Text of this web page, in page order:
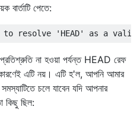
বার্তাটি পেতে:
প্রতিশ্রুতি না হওয়া পর্যন্ত HEAD রেফ
এটি নয়। এটি হ'ল, আপনি আমার
চলে যাবেন যদি আপনার
কিছু ছিল: